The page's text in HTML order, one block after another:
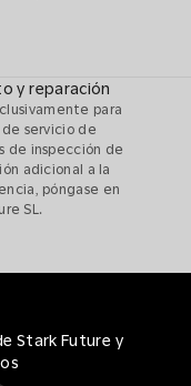
y reparación
para
servicio de
de inspección de
adicional a la
póngase en
SL.
Stark Future y